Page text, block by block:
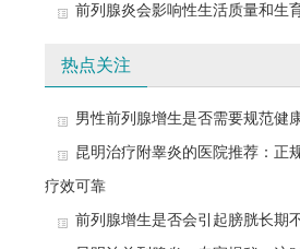
前列腺炎会影响性生活质量和生
热点关注
男性前列腺增生是否需要规范健
昆明治疗附睾炎的医院推荐：正
疗效可靠
前列腺增生是否会引起膀胱长期